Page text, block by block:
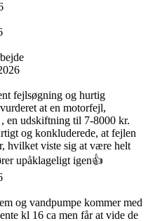
fejlsøgning og hurtig
at en motorfejl,
en udskiftning til 7-8000 kr.
og konkluderede, at fejlen
hvilket viste sig at være helt
upåklageligt igen👍
og vandpumpe kommer med
kl 16 ca men får at vide de